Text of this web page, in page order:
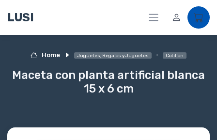
LUSI
Home Juguetes, Regalos y Juguetes Cotillón
Maceta con planta artificial blanca
15 x 6 cm